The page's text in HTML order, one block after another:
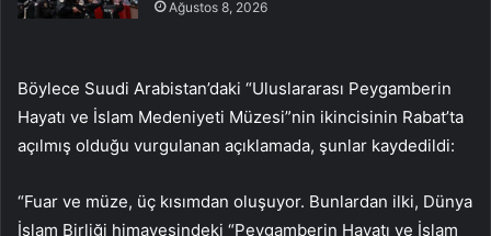
Ağustos 8, 2026
Böylece Suudi Arabistan’daki “Uluslararası Peygamberin
Hayatı ve İslam Medeniyeti Müzesi”nin ikincisinin Rabat’ta
açılmış olduğu vurgulanan açıklamada, şunlar kaydedildi:
“Fuar ve müze, üç kısımdan oluşuyor. Bunlardan ilki, Dünya
İslam Birliği himayesindeki “Peygamberin Hayatı ve İslam